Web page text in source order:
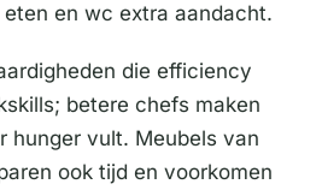
en wc extra aandacht.
die efficiency
betere chefs maken
hunger vult. Meubels van
ook tijd en voorkomen